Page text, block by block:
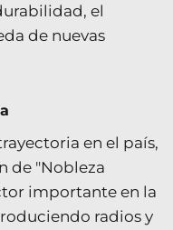
el
de nuevas
en el país,
de "Nobleza
importante en la
radios y